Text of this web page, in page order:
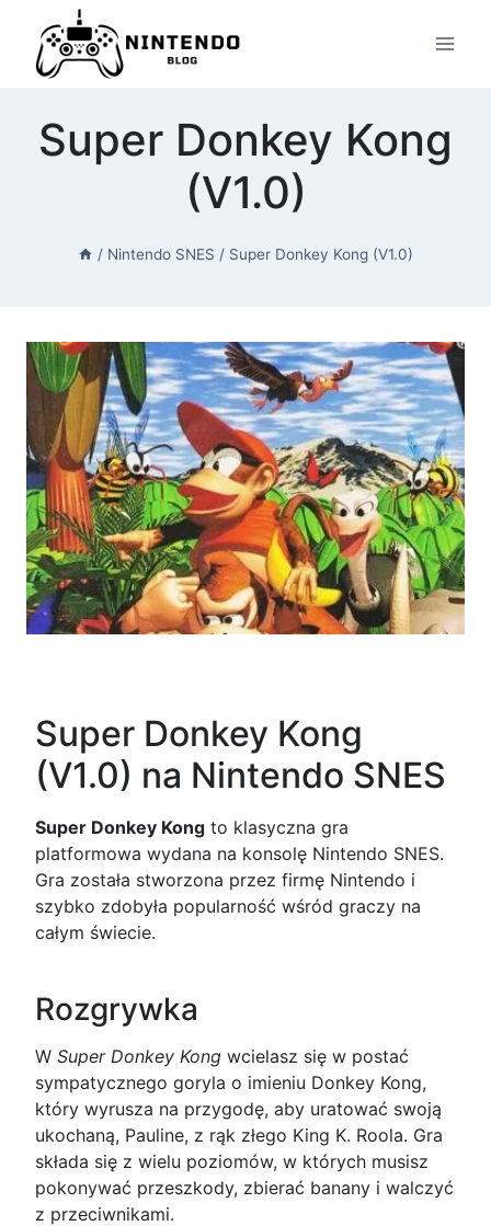
Przeskocz
treści
Super Donkey Kong
(V1.0)
/ Nintendo SNES / Super Donkey Kong (V1.0)
Super Donkey Kong
(V1.0) na Nintendo SNES
Super Donkey Kong to klasyczna gra
platformowa wydana na konsolę Nintendo SNES.
Gra została stworzona przez firmę Nintendo i
szybko zdobyła popularność wśród graczy na
całym świecie.
Rozgrywka
W Super Donkey Kong wcielasz się w postać
sympatycznego goryla o imieniu Donkey Kong,
który wyrusza na przygodę, aby uratować swoją
ukochaną, Pauline, z rąk złego King K. Roola. Gra
składa się z wielu poziomów, w których musisz
pokonywać przeszkody, zbierać banany i walczyć
z przeciwnikami.